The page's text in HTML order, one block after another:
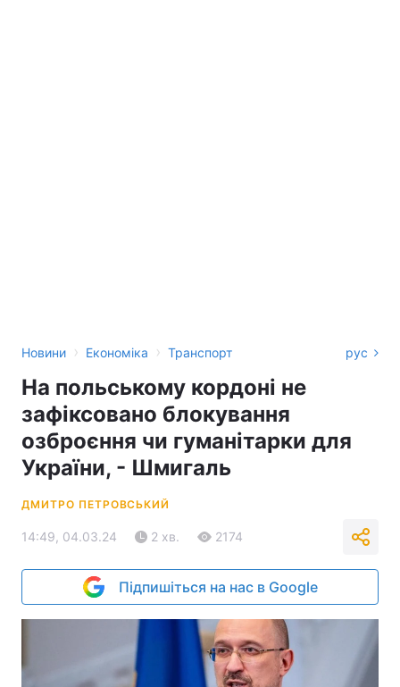
Новини › Економіка › Транспорт рус
На польському кордоні не
зафіксовано блокування
озброєння чи гуманітарки для
України, - Шмигаль
ДМИТРО ПЕТРОВСЬКИЙ
14:49, 04.03.24 2 хв. 2174
Підпишіться на нас в Google